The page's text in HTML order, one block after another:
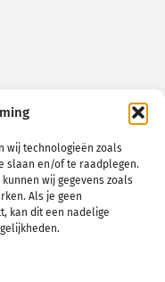
wij technologieën zoals
slaan en/of te raadplegen.
wij gegevens zoals
Als je geen
kan dit een nadelige